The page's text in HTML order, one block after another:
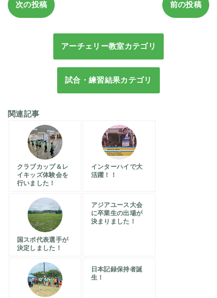
次の投稿 前の投稿
アーチェリー教室カテゴリ
試合・練習結果カテゴリ
関連記事
クラブカップ＆レ
イキッズ体験会を
行いました！
インターハイで大
活躍！！
国スポ代表選手が
決定しました！
アジアユース大会
に卒業生の出場が
決まりました！
日本記録保持者誕
生！